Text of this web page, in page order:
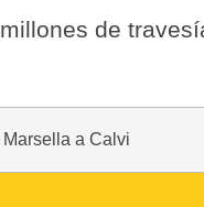
millones de
Marsella a Calvi